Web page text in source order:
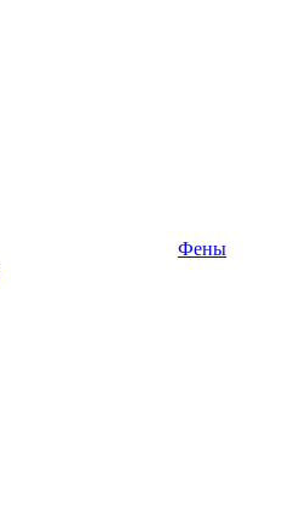
Фены